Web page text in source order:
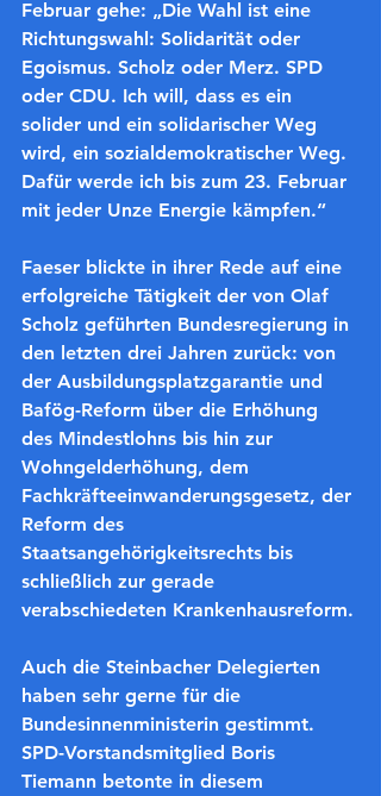
Februar gehe: „Die Wahl ist eine
Richtungswahl: Solidarität oder
Egoismus. Scholz oder Merz. SPD
oder CDU. Ich will, dass es ein
solider und ein solidarischer Weg
wird, ein sozialdemokratischer Weg.
Dafür werde ich bis zum 23. Februar
mit jeder Unze Energie kämpfen.“
Faeser blickte in ihrer Rede auf eine
erfolgreiche Tätigkeit der von Olaf
Scholz geführten Bundesregierung in
den letzten drei Jahren zurück: von
der Ausbildungsplatzgarantie und
Bafög-Reform über die Erhöhung
des Mindestlohns bis hin zur
Wohngelderhöhung, dem
Fachkräfteeinwanderungsgesetz, der
Reform des
Staatsangehörigkeitsrechts bis
schließlich zur gerade
verabschiedeten Krankenhausreform.
Auch die Steinbacher Delegierten
haben sehr gerne für die
Bundesinnenministerin gestimmt.
SPD-Vorstandsmitglied Boris
Tiemann betonte in diesem